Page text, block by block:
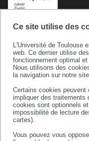
Ce site utilise des
L'Université de Toulouse
web. Ce dernier utilise
fonctionnement optimal
Nous utilisons des
la navigation sur notre
Certains cookies
impliquer des traitements
cookies sont optionnels
impossibilité de lecture
cartes).
Vous pouvez vous
Université de
118 route de
31062 TOULOUSE
téléphone +33 (0)5